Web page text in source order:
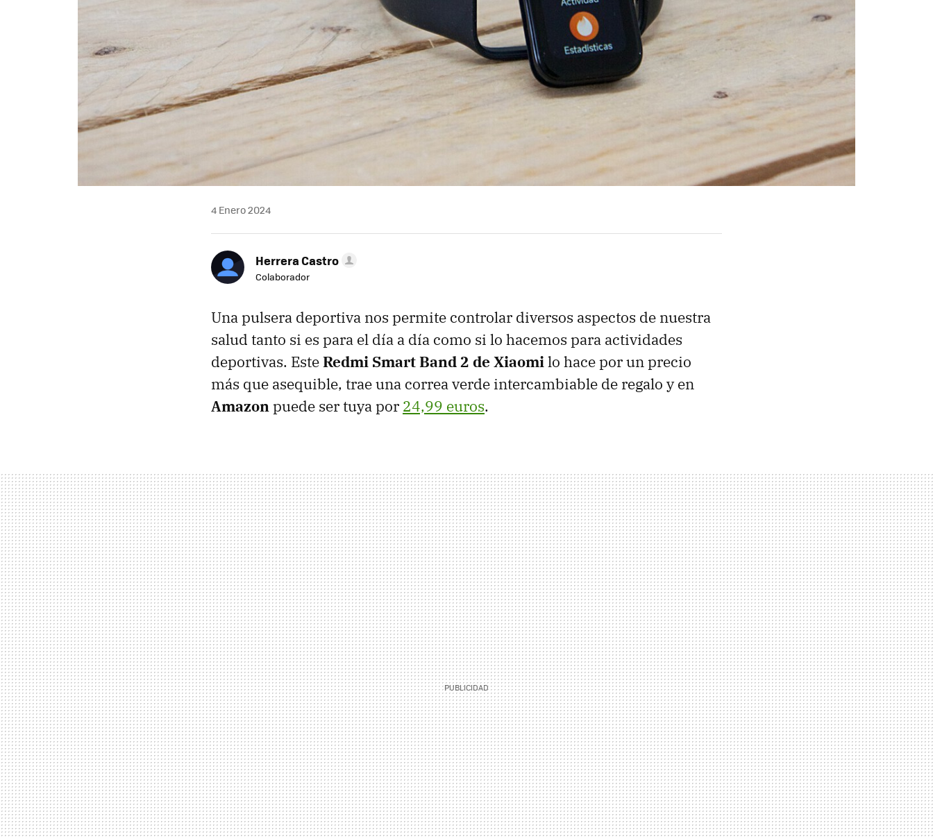
4 Enero 2024
Herrera Castro
Colaborador
Una pulsera deportiva nos permite controlar diversos aspectos de nuestra
salud tanto si es para el día a día como si lo hacemos para actividades
deportivas. EsteRedmi Smart Band 2 de Xiaomilo hace por un precio
más que asequible, trae una correa verde intercambiable de regalo y en
Amazonpuede ser tuya por 24,99 euros.